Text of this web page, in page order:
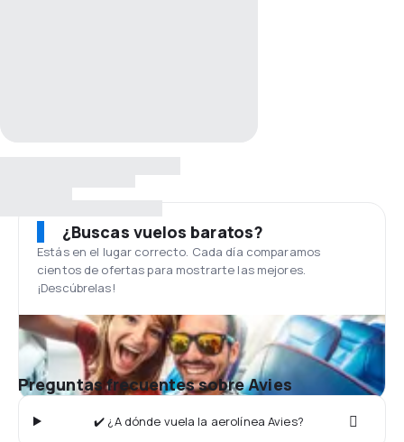
¿Buscas vuelos baratos?
Estás en el lugar correcto. Cada día comparamos
cientos de ofertas para mostrarte las mejores.
¡Descúbrelas!
Preguntas frecuentes sobre Avies
✔️ ¿A dónde vuela la aerolínea Avies?